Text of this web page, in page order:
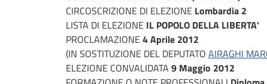
CIRCOSCRIZIONE DI ELEZIONE Lombardia 2
LISTA DI ELEZIONE IL POPOLO DELLA LIBERTA'
PROCLAMAZIONE 4 Aprile 2012
(IN SOSTITUZIONE DEL DEPUTATO AIRAGHI
ELEZIONE CONVALIDATA 9 Maggio 2012